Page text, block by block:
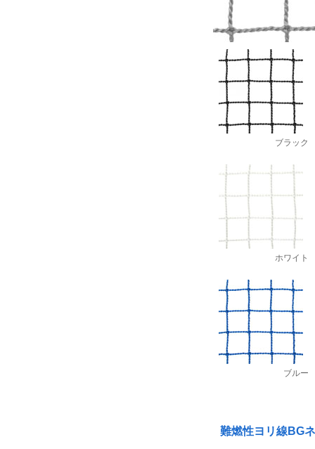
ブラック
ホワイト
ブルー
難燃性ヨリ線BG